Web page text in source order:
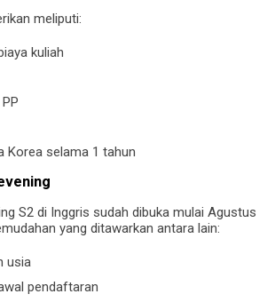
meliputi:
kuliah
Korea selama 1 tahun
S2 di Inggris sudah dibuka mulai Agustus
yang ditawarkan antara lain:
usia
pendaftaran